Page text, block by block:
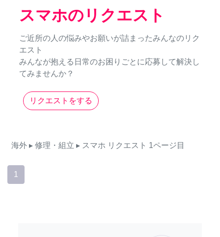
スマホのリクエスト
ご近所の人の悩みやお願いが詰まったみんなのリク
エスト
みんなが抱える日常のお困りごとに応募して解決し
てみませんか？
リクエストをする
海外 ▸ 修理・組立 ▸ スマホ リクエスト 1ページ目
1